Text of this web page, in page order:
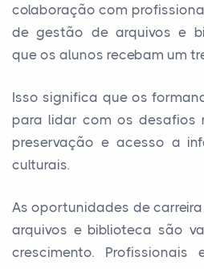
colaboração com
de gestão de arquivos e
que os alunos recebam um
Isso significa que os
para lidar com os desafios
preservação e acesso a
culturais.
As oportunidades de
arquivos e biblioteca são
crescimento. Profissionais